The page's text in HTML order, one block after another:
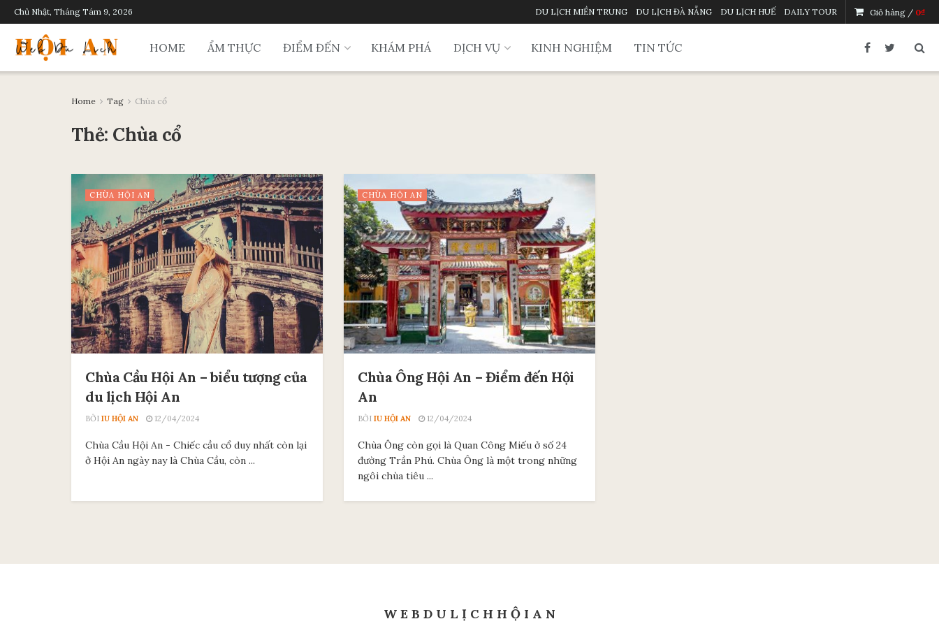
Chủ Nhật, Tháng Tám 9, 2026 DU LỊCH MIỀN TRUNG DU LỊCH ĐÀ NẴNG DU LỊCH HUẾ DAILY TOUR Giỏ hàng / 0₫
HOME ẨM THỰC ĐIỂM ĐẾN KHÁM PHÁ DỊCH VỤ KINH NGHIỆM TIN TỨC
Home Tag Chùa cổ
Thẻ: Chùa cổ
CHÙA HỘI AN
Chùa Cầu Hội An – biểu tượng của
du lịch Hội An
BỞI IU HỘI AN 12/04/2024
Chùa Cầu Hội An - Chiếc cầu cổ duy nhất còn lại
ở Hội An ngày nay là Chùa Cầu, còn ...
CHÙA HỘI AN
Chùa Ông Hội An – Điểm đến Hội
An
BỞI IU HỘI AN 12/04/2024
Chùa Ông còn gọi là Quan Công Miếu ở số 24
đường Trần Phú. Chùa Ông là một trong những
ngôi chùa tiêu ...
W E B D U L Ị C H H Ộ I A N